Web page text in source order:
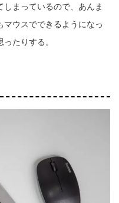
まっているので、あんま
マウスでできるようになっ
たりする。